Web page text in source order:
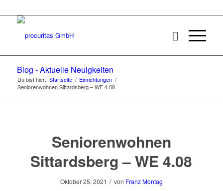
Blog - Aktuelle Neuigkeiten
Du bist hier: Startseite / Einrichtungen /
Seniorenwohnen Sittardsberg – WE 4.08
Seniorenwohnen
Sittardsberg – WE 4.08
Oktober 25, 2021 / von Franz Montag